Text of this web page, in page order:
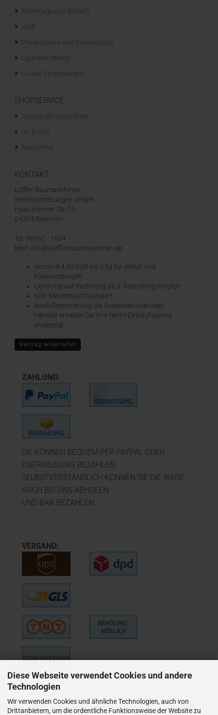
Diese Webseite verwendet Cookies und andere
Technologien
Wir verwenden Cookies und ähnliche Technologien, auch von
Drittanbietern, um die ordentliche Funktionsweise der Website zu
Batteriegesetz (BattG)
AGB
Privatsphäre und Datenschutz
Callback Service
Cookie Einstellungen
SHOPSERVICE
Als Kunde registrieren
Ihr Konto
Merkzettel
KONTAKT
Löffler Baumaschinen
Werksvertretungen GmbH
Habitzheimer Str. 19
64354 Reinheim
Tel: 06162 - 1504
Mail: info@loefflerbaumaschinen.de
Versand 4,90 EUR bis 2 kg für Akkus und
Kleinsendungen
​Lieferung auf Rechnung ab 2. Bestellung möglich
Kein Mindestauftragswert
Nach Registrierung als Gewerbekunde oder
Händler erhalten Sie Ihre Netto-Einkaufspreise
angezeigt.
Vertrag widerrufen
ZAHLUNG:
SIE KÖNNEN BEQUEM PER PAYPAL ODER
ÜBERWEISUNG BEZAHLEN.
SELBSTVERSTÄNDLICH KÖNNEN SIE DIE WARE
AUCH BEI UNS ABHOLEN
UND BAR BEZAHLEN.
VERSAND:
WIE VERSENDEN NUR ALS VERSICHERTES PAKET,
BZW. BEI GRÖSSEREN
LIEFERUNGEN ALS VERSICHERTER